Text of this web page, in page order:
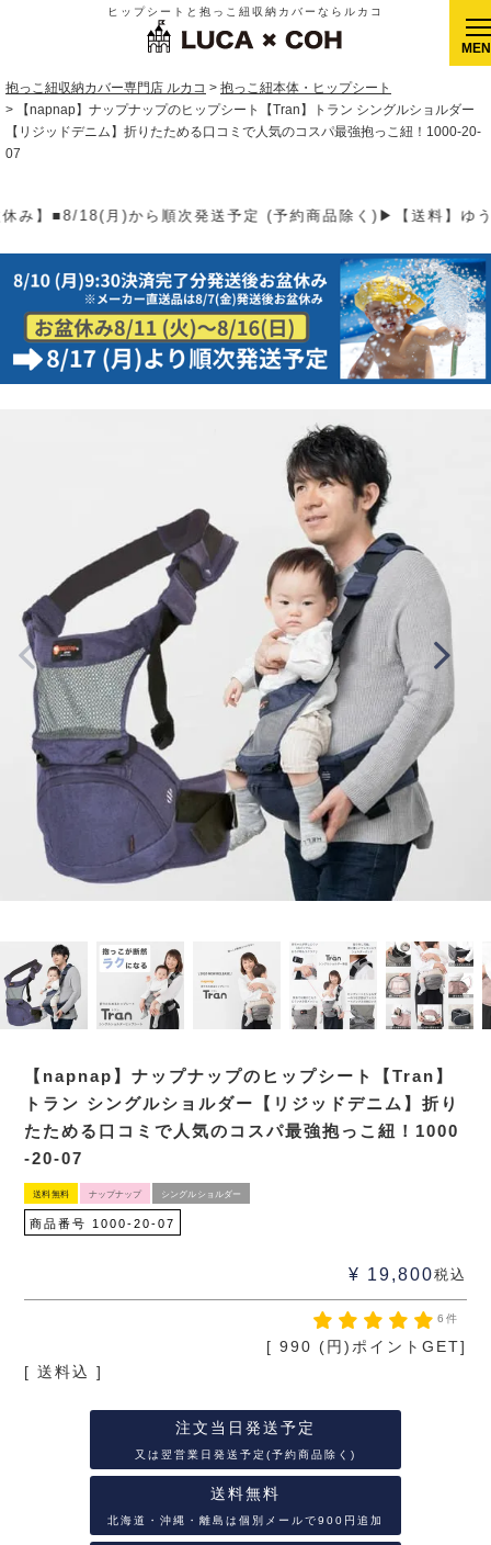
ヒップシートと抱っこ紐収納カバーならルカコ
抱っこ紐収納カバー専門店 ルカコ
抱っこ紐本体・ヒップシート
【napnap】ナップナップのヒップシート【Tran】トラン シングルショルダー
【リジッドデニム】折りたためる口コミで人気のコスパ最強抱っこ紐！1000-20-
07
予約商品除く)▶【送料】ゆうパケット400円(全国一律)、
【napnap】ナップナップのヒップシート【Tran】
トラン シングルショルダー【リジッドデニム】折り
たためる口コミで人気のコスパ最強抱っこ紐！1000
-20-07
送料無料 ナップナップ シングルショルダー
商品番号 1000-20-07
¥ 19,800税込
6件
[ 990 (円)ポイントGET]
送料込
注文当日発送予定
又は翌営業日発送予定(予約商品除く)
送料無料
北海道・沖縄・離島は個別メールで900円追加